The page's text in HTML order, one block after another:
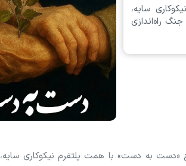
سایه،
راه‌اندازی
«دست به دست» با همت پلتفرم نیکوکاری